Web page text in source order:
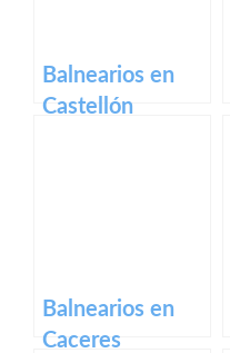
Balnearios en
Castellón
Balnearios en
Caceres